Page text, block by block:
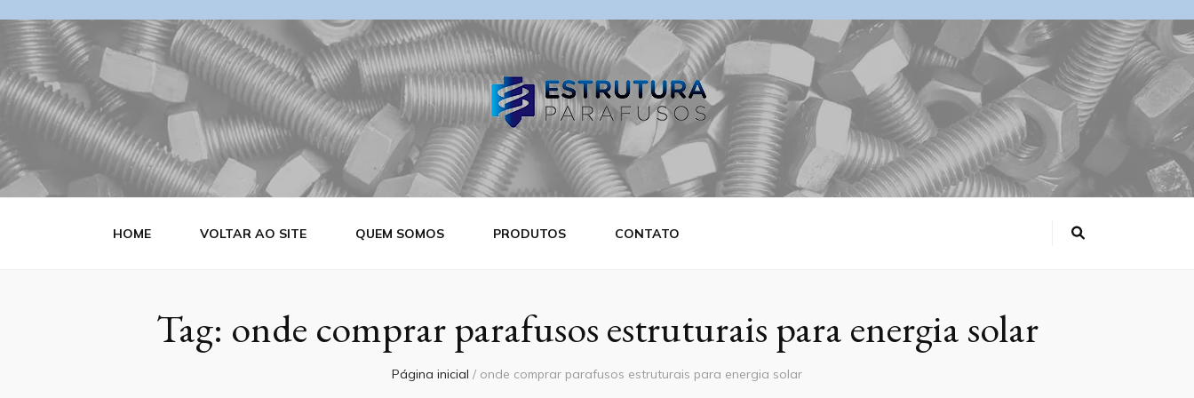
Blog Estrutura Parafusos
HOME VOLTAR AO SITE QUEM SOMOS PRODUTOS CONTATO
Tag: onde comprar parafusos estruturais para energia solar
Página inicial / onde comprar parafusos estruturais para energia solar